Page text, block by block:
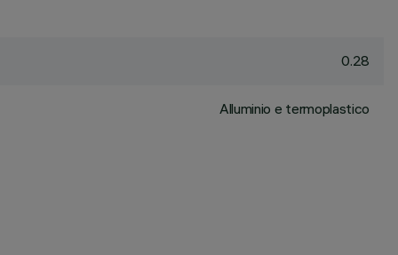
0.28
Alluminio e termoplastico